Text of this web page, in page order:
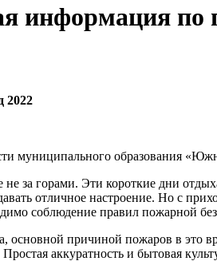
информация по
2022
муниципального образования
за горами. Эти короткие дни
отличное настроение. Но с
соблюдение правил пожарной
основной причиной пожаров в это
аккуратность и бытовая